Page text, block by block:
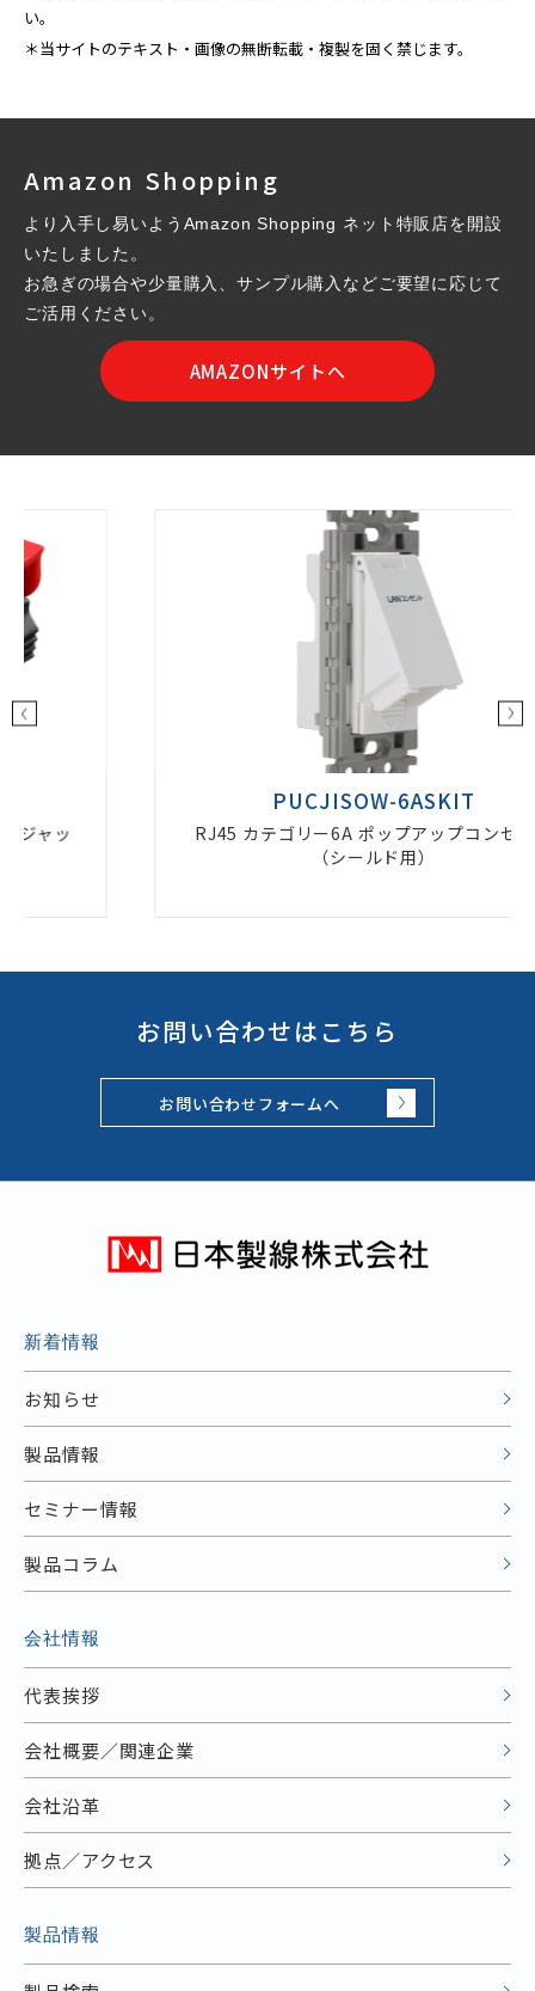
い。
＊当サイトのテキスト・画像の無断転載・複製を固く禁じます。
Amazon Shopping
より入手し易いようAmazon Shopping ネット特販店を開設
いたしました。
お急ぎの場合や少量購入、サンプル購入などご要望に応じて
ご活用ください。
AMAZONサイトへ
PUCJISOW-6ASKIT
RJ45 カテゴリー6A ポップアップコンセント
（シールド用）
お問い合わせはこちら
お問い合わせフォームへ
新着情報
お知らせ
製品情報
セミナー情報
製品コラム
会社情報
代表挨拶
会社概要／関連企業
会社沿革
拠点／アクセス
製品情報